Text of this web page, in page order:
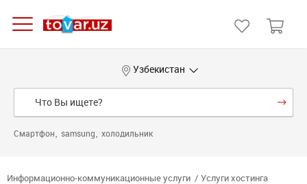
Узбекистан
Смартфон samsung холодильник
Информационно-коммуникационные услуги Услуги хостинга